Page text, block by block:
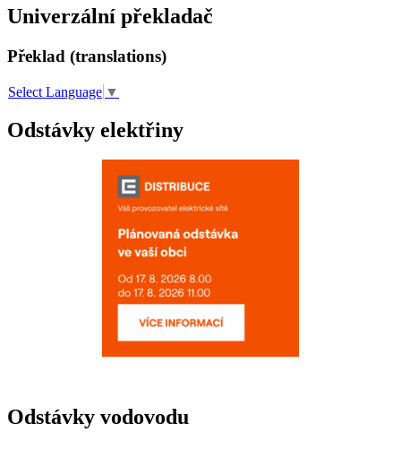
Univerzální překladač
Překlad (translations)
Select Language ▼
Odstávky elektřiny
Odstávky vodovodu